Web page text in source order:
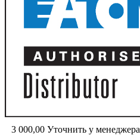
3 000,00 Уточнить у менеджера